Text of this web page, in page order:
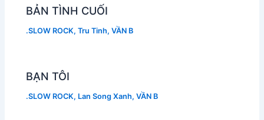
BẢN TÌNH CUỐI
.SLOW ROCK,Tru Tinh,VẦN B
BẠN TÔI
.SLOW ROCK, Lan Song Xanh,VẦN B